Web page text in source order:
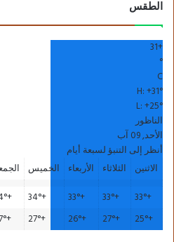
الطقس
+
31
°
C
H:+31°
L:+25°
الناظور
الأحد, 09 آب
أنظر إلى التنبؤ لسبعة أيام
الاثنين
الثلاثاء الأربعاء الخميس
+
33°
+
33°
+
33°
+
34°
+
+
25°
+
27°
+
26°
+
27°
+